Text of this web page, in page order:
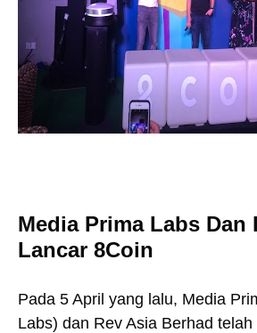
Media Prima Labs Dan
Lancar 8Coin
Pada 5 April yang lalu, Media
Labs) dan Rev Asia Berhad